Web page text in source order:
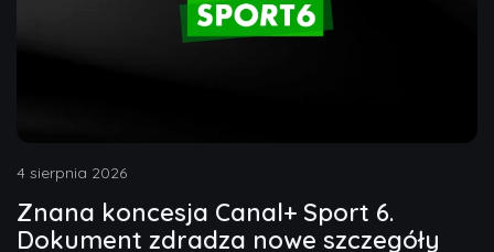
4 sierpnia 2026
Znana koncesja Canal+ Sport 6.
Dokument zdradza nowe szczegóły